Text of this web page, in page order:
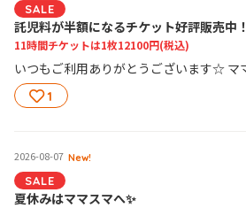
SALE
託児料が半額になるチケット好評販売中！
11時間チケットは1枚12100円(税込)
1
2026-08-07 New!
SALE
夏休みはママスマへ✨